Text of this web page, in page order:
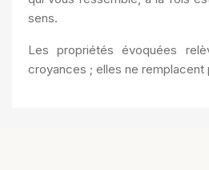
sens.
Les propriétés évoquées
croyances ; elles ne remplacent